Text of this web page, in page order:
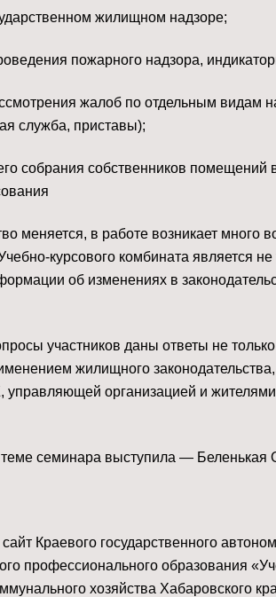
жилищном надзоре;
пожарного надзора,
жалоб по отдельным видам
служба, приставы);
собрания собственников помещений
меняется, в работе возникает много
курсового комбината является
об изменениях в
участников даны ответы не
жилищного законодательства,
управляющей организацией и
семинара выступила — Беленькая
Краевого государственного
профессионального образования
хозяйства Хабаровского